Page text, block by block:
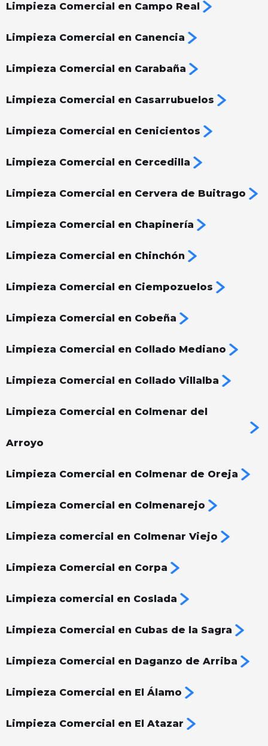
Limpieza Comercial en Campo Real
Limpieza Comercial en Canencia
Limpieza Comercial en Carabaña
Limpieza Comercial en Casarrubuelos
Limpieza Comercial en Cenicientos
Limpieza Comercial en Cercedilla
Limpieza Comercial en Cervera de Buitrago
Limpieza Comercial en Chapinería
Limpieza Comercial en Chinchón
‍Limpieza Comercial en Ciempozuelos
Limpieza Comercial en Cobeña
Limpieza Comercial en Collado Mediano
Limpieza Comercial en Collado Villalba
Limpieza Comercial en Colmenar del
Arroyo
Limpieza Comercial en Colmenar de Oreja
Limpieza Comercial en Colmenarejo
Limpieza comercial en Colmenar Viejo
Limpieza Comercial en Corpa
Limpieza comercial en Coslada
Limpieza Comercial en Cubas de la Sagra
Limpieza Comercial en Daganzo de Arriba
Limpieza Comercial en El Álamo
Limpieza Comercial en El Atazar